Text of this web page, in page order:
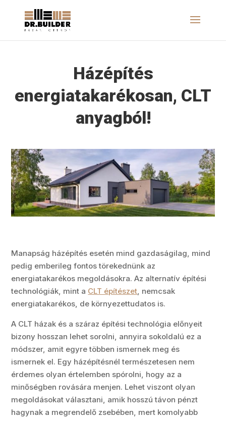
Házépítés
energiatakarékosan, CLT
anyagból!
Manapság házépítés esetén mind gazdaságilag, mind
pedig emberileg fontos törekednünk az
energiatakarékos megoldásokra. Az alternatív építési
technológiák, mint a CLT építészet, nemcsak
energiatakarékos, de környezettudatos is.
A CLT házak és a száraz építési technológia előnyeit
bizony hosszan lehet sorolni, annyira sokoldalú ez a
módszer, amit egyre többen ismernek meg és
ismernek el. Egy házépítésnél természetesen nem
érdemes olyan értelemben spórolni, hogy az a
minőségben rovására menjen. Lehet viszont olyan
megoldásokat választani, amik hosszú távon pénzt
hagynak a megrendelő zsebében, mert komolyabb